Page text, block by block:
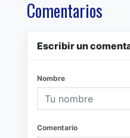
Comentarios
Escribir un
Nombre
Comentario